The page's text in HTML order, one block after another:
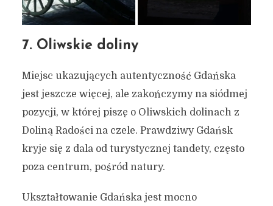
7. Oliwskie doliny
Miejsc ukazujących autentyczność Gdańska
jest jeszcze więcej, ale zakończymy na siódmej
pozycji, w której piszę o Oliwskich dolinach z
Doliną Radości na czele. Prawdziwy Gdańsk
kryje się z dala od turystycznej tandety, często
poza centrum, pośród natury.
Ukształtowanie Gdańska jest mocno